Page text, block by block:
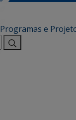
Programas e